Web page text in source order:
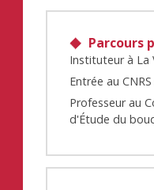
Parcours
Instituteur à La
Entrée au
Professeur au
d'Étude du